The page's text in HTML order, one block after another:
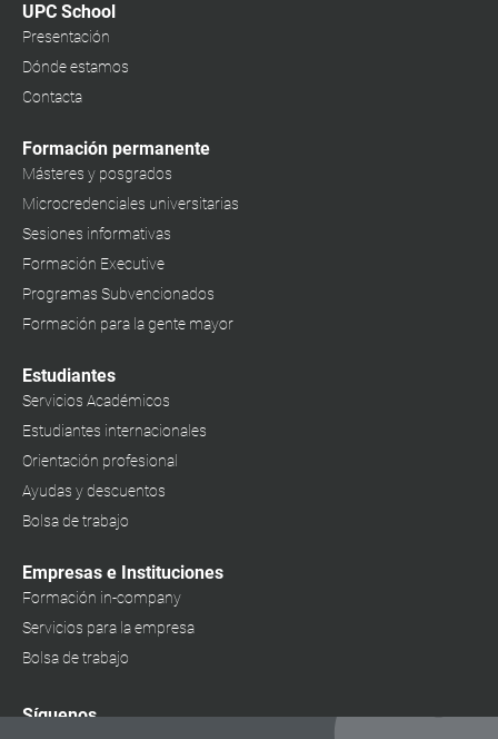
UPC School
Presentación
Dónde estamos
Contacta
Formación permanente
Másteres y posgrados
Microcredenciales universitarias
Sesiones informativas
Formación Executive
Programas Subvencionados
Formación para la gente mayor
Estudiantes
Servicios Académicos
Estudiantes internacionales
Orientación profesional
Ayudas y descuentos
Bolsa de trabajo
Empresas e Instituciones
Formación in-company
Servicios para la empresa
Bolsa de trabajo
Síguenos